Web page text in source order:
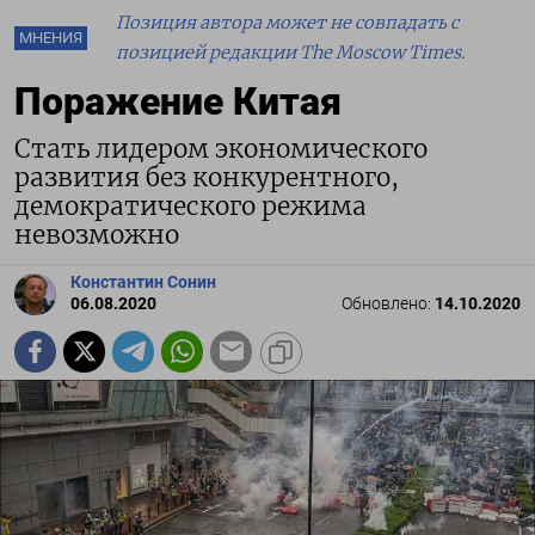
МНЕНИЯ
Позиция автора может не совпадать с
позицией редакции The Moscow Times.
Поражение Китая
Стать лидером экономического
развития без конкурентного,
демократического режима
невозможно
Константин Сонин
06.08.2020
Обновлено: 14.10.2020